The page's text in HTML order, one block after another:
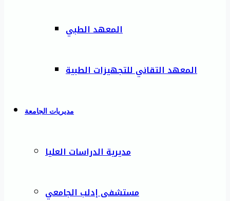
المعهد الطبي
المعهد التقاني للتجهيزات الطبية
مديريات الجامعة
مديرية الدراسات العليا
مستشفى إدلب الجامعي